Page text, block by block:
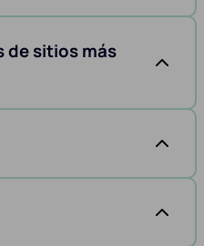
de sitios más